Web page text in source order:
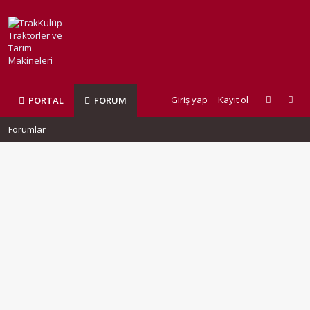
PORTAL FORUM Giriş yap Kayıt ol
Forumlar